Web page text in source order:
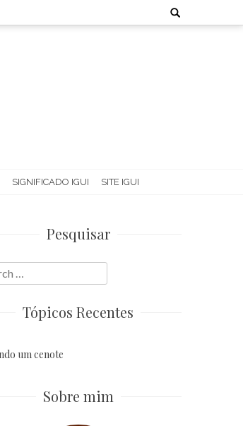
Search
for:
SIGNIFICADO IGUI SITE IGUI
Pesquisar
Tópicos Recentes
um cenote
Sobre mim